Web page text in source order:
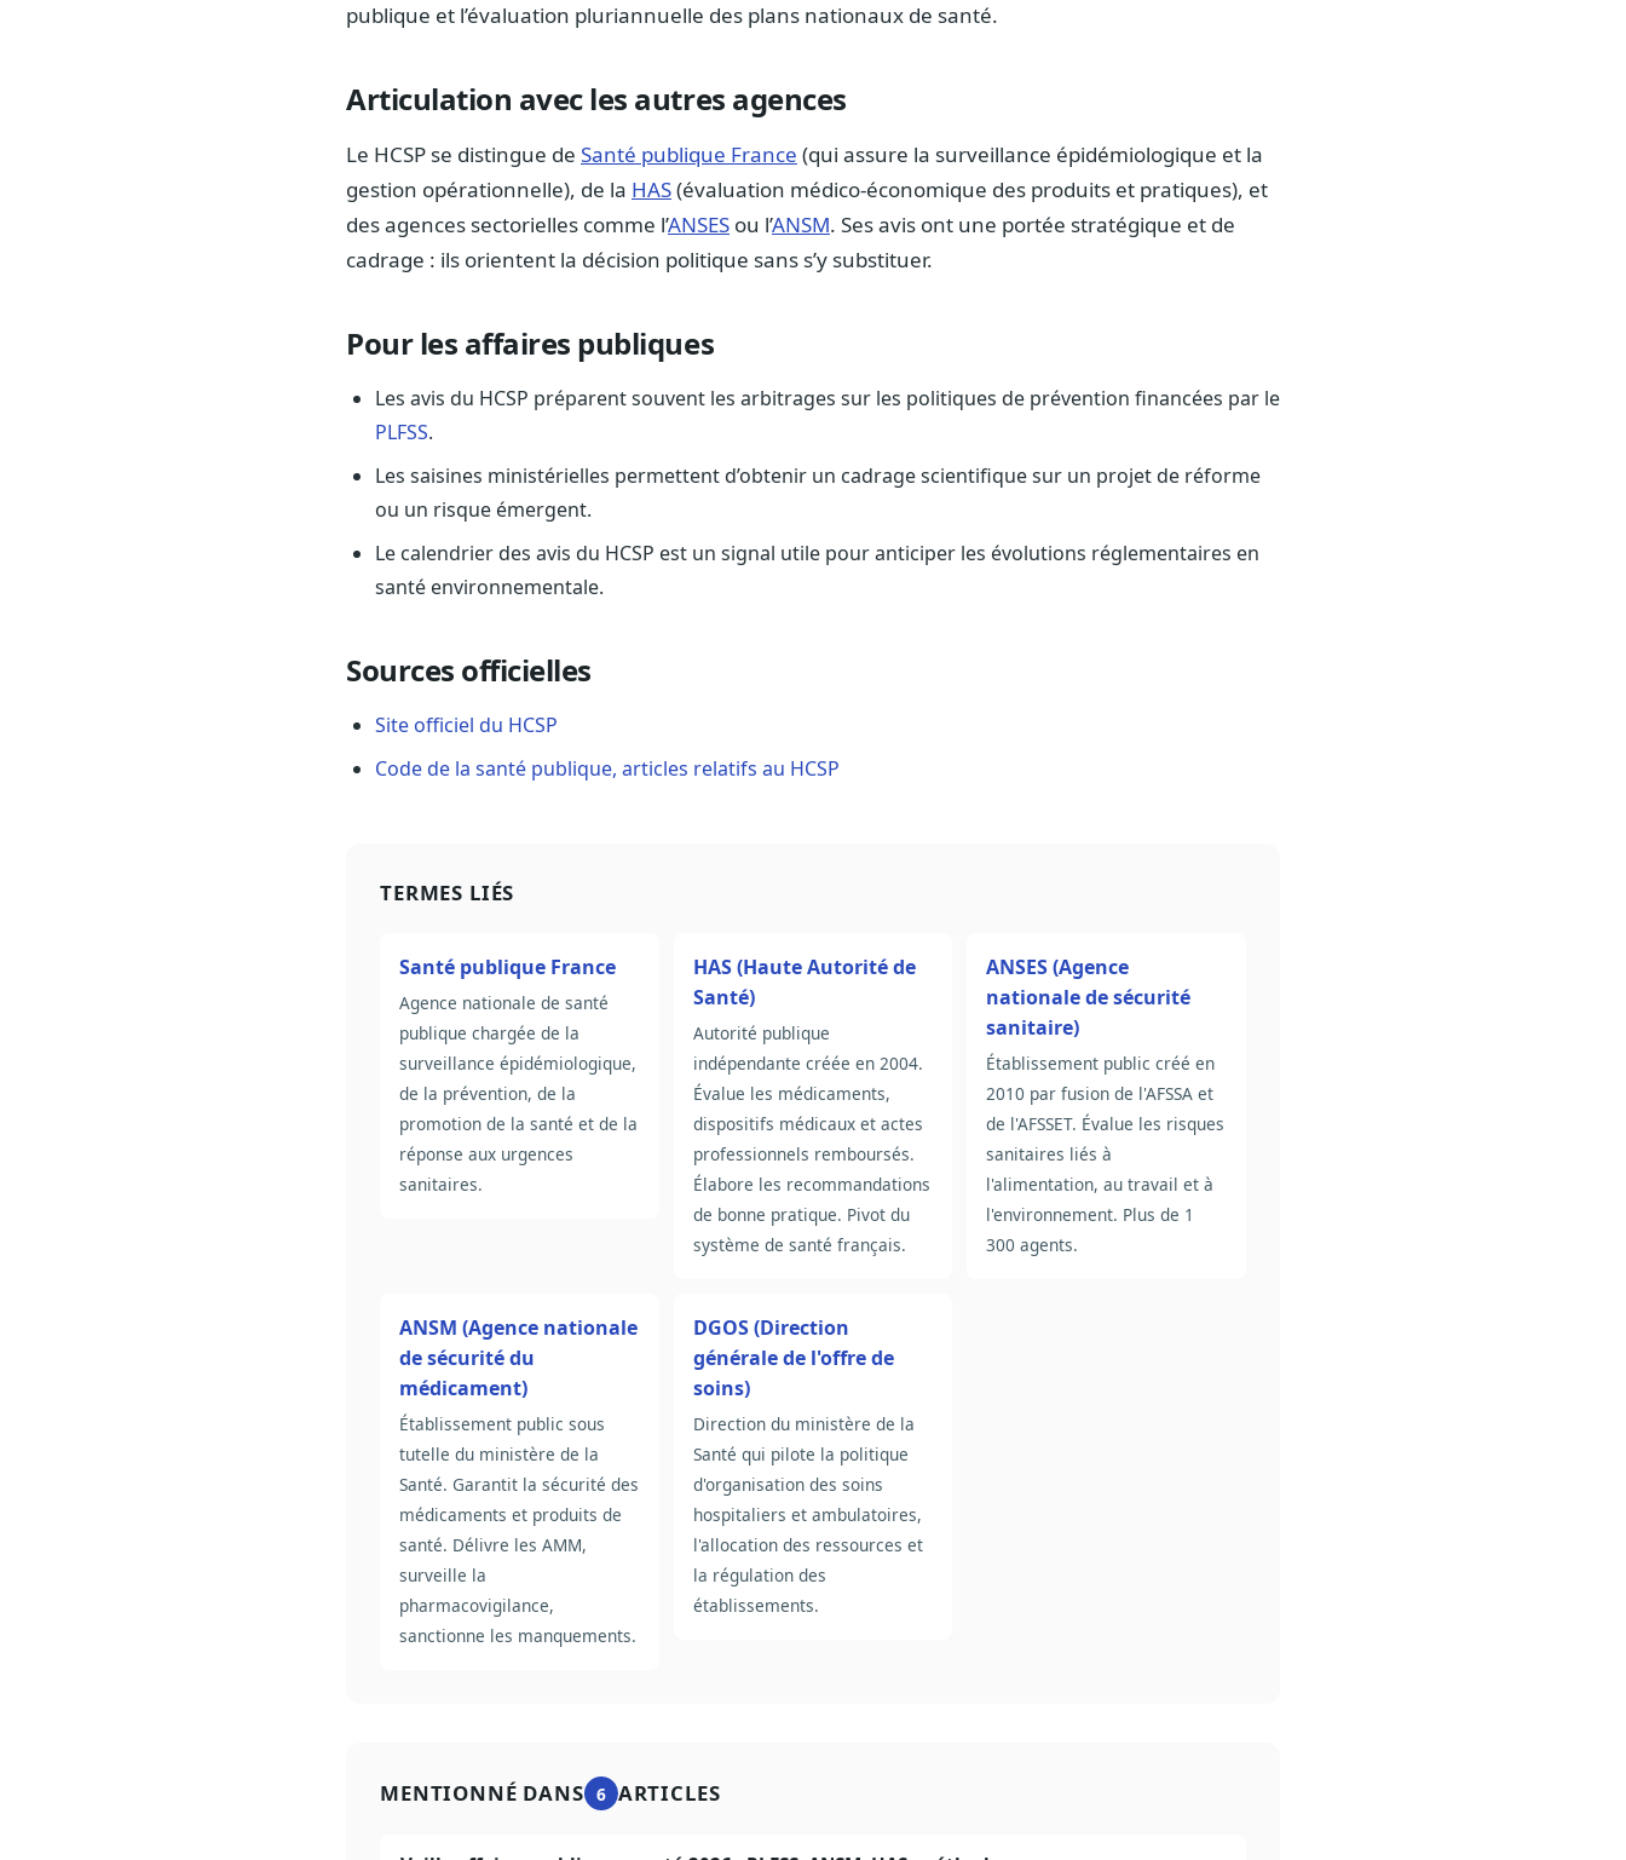
publique et l’évaluation pluriannuelle des plans nationaux de santé.
Articulation avec les autres agences
Le HCSP se distingue de Santé publique France (qui assure la surveillance épidémiologique et la
gestion opérationnelle), de la HAS(évaluation médico-économique des produits et pratiques), et
des agences sectorielles comme l’ANSES ou l’ANSM. Ses avis ont une portée stratégique et de
cadrage : ils orientent la décision politique sans s’y substituer.
Pour les affaires publiques
Les avis du HCSP préparent souvent les arbitrages sur les politiques de prévention financées par le
PLFSS.
Les saisines ministérielles permettent d’obtenir un cadrage scientifique sur un projet de réforme
ou un risque émergent.
Le calendrier des avis du HCSP est un signal utile pour anticiper les évolutions réglementaires en
santé environnementale.
Sources officielles
Site officiel du HCSP
Code de la santé publique, articles relatifs au HCSP
TERMES LIÉS
Santé publique France
Agence nationale de santé
publique chargée de la
surveillance épidémiologique,
de la prévention, de la
promotion de la santé et de la
réponse aux urgences
sanitaires.
HAS (Haute Autorité de
Santé)
Autorité publique
indépendante créée en 2004.
Évalue les médicaments,
dispositifs médicaux et actes
professionnels remboursés.
Élabore les recommandations
de bonne pratique. Pivot du
système de santé français.
ANSES (Agence
nationale de sécurité
sanitaire)
Établissement public créé en
2010 par fusion de l'AFSSA et
de l'AFSSET. Évalue les risques
sanitaires liés à
l'alimentation, au travail et à
l'environnement. Plus de 1
300 agents.
ANSM (Agence nationale
de sécurité du
médicament)
Établissement public sous
tutelle du ministère de la
Santé. Garantit la sécurité des
médicaments et produits de
santé. Délivre les AMM,
surveille la
pharmacovigilance,
sanctionne les manquements.
DGOS (Direction
générale de l'offre de
soins)
Direction du ministère de la
Santé qui pilote la politique
d'organisation des soins
hospitaliers et ambulatoires,
l'allocation des ressources et
la régulation des
établissements.
MENTIONNÉ DANS 6 ARTICLES